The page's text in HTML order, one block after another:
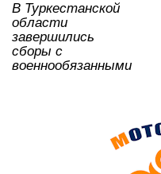
В Туркестанской
области
завершились
сборы с
военнообязанными